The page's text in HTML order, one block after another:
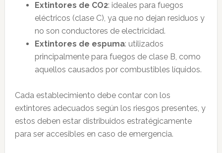
Extintores de CO2: ideales para fuegos
eléctricos (clase C), ya que no dejan residuos y
no son conductores de electricidad.
Extintores de espuma: utilizados
principalmente para fuegos de clase B, como
aquellos causados por combustibles líquidos.
Cada establecimiento debe contar con los
extintores adecuados según los riesgos presentes, y
estos deben estar distribuidos estratégicamente
para ser accesibles en caso de emergencia.